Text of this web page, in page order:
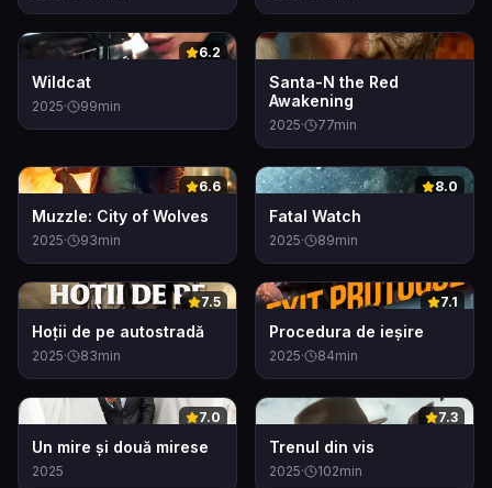
0 6.2
Wildcat
2025· 99min
0
Santa-N the Red
Awakening
2025· 77min
0 6.6
Muzzle: City of Wolves
2025· 93min
0 8.0
Fatal Watch
2025· 89min
0 7.5
Hoţii de pe autostradă
2025· 83min
0 7.1
Procedura de ieșire
2025· 84min
0 7.0
Un mire și două mirese
2025
0 7.3
Trenul din vis
2025· 102min